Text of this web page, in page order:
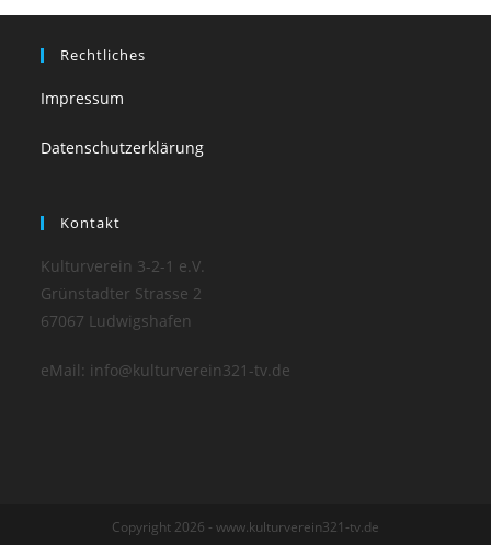
Rechtliches
Impressum
Datenschutzerklärung
Kontakt
Kulturverein 3-2-1 e.V.
Grünstadter Strasse 2
67067 Ludwigshafen
eMail: info@kulturverein321-tv.de
Copyright 2026 - www.kulturverein321-tv.de